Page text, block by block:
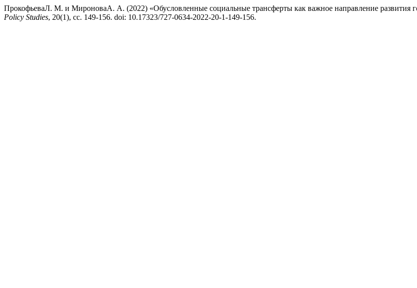
ПрокофьеваЛ. М. и МироноваА. А. (2022) «Обусловленные социальные трансферты как важное направление развития
Policy Studies, 20(1), сс. 149-156. doi: 10.17323/727-0634-2022-20-1-149-156.